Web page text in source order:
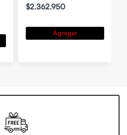
$2.362.950
Agregar